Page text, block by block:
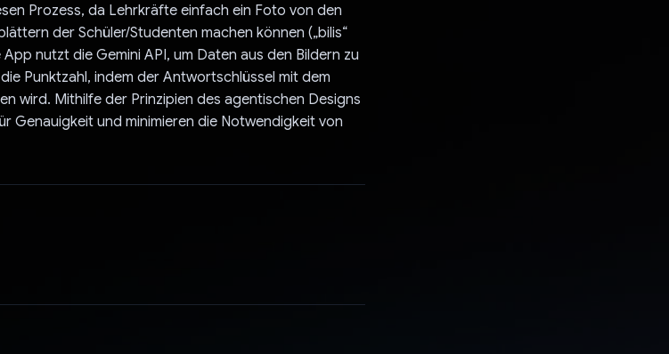
Prozess, da Lehrkräfte einfach ein Foto von den
der Schüler/Studenten machen können („bilis“
nutzt die Gemini API, um Daten aus den Bildern zu
Punktzahl, indem der Antwortschlüssel mit dem
wird. Mithilfe der Prinzipien des agentischen Designs
Genauigkeit und minimieren die Notwendigkeit von